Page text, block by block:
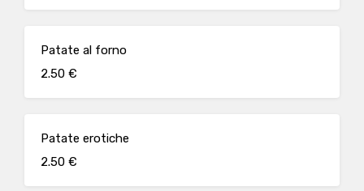
Patate al forno
2.50 €
Patate erotiche
2.50 €